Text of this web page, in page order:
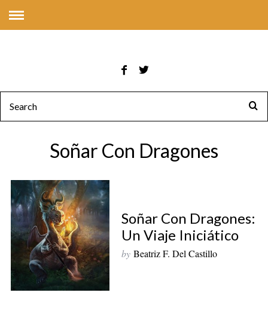
Soñar Con Dragones
Soñar Con Dragones:
Un Viaje Iniciático
by Beatriz F. Del Castillo